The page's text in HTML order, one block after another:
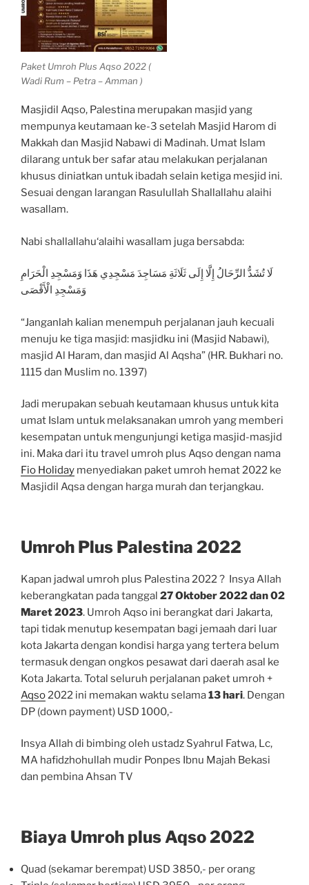
Paket Umroh Plus Aqso 2022 (
Wadi Rum – Petra – Amman )
Masjidil Aqso, Palestina merupakan masjid yang
mempunya keutamaan ke-3 setelah Masjid Harom di
Makkah dan Masjid Nabawi di Madinah. Umat Islam
dilarang untuk ber safar atau melakukan perjalanan
khusus diniatkan untuk ibadah selain ketiga mesjid ini.
Sesuai dengan larangan Rasulullah Shallallahu alaihi
wasallam.
Nabi shallallahu‘alaihi wasallam juga bersabda:
لَا تُشَدُّ الرِّحَالُ إِلَّا إِلَى ثَلَاثَةِ مَسَاجِدَ مَسْجِدِي هَذَا وَمَسْجِدِ الْحَرَامِ
وَمَسْجِدِ الْأَقْصَى
“Janganlah kalian menempuh perjalanan jauh kecuali
menuju ke tiga masjid: masjidku ini (Masjid Nabawi),
masjid Al Haram, dan masjid Al Aqsha” (HR. Bukhari no.
1115 dan Muslim no. 1397)
Jadi merupakan sebuah keutamaan khusus untuk kita
umat Islam untuk melaksanakan umroh yang memberi
kesempatan untuk mengunjungi ketiga masjid-masjid
ini. Maka dari itu travel umroh plus Aqso dengan nama
Fio Holiday menyediakan paket umroh hemat 2022 ke
Masjidil Aqsa dengan harga murah dan terjangkau.
Umroh Plus Palestina 2022
Kapan jadwal umroh plus Palestina 2022 ? Insya Allah
keberangkatan pada tanggal 27 Oktober 2022 dan 02
Maret 2023. Umroh Aqso ini berangkat dari Jakarta,
tapi tidak menutup kesempatan bagi jemaah dari luar
kota Jakarta dengan kondisi harga yang tertera belum
termasuk dengan ongkos pesawat dari daerah asal ke
Kota Jakarta. Total seluruh perjalanan paket umroh +
Aqso2022 ini memakan waktu selama13 hari. Dengan
DP (down payment) USD 1000,-
Insya Allah di bimbing oleh ustadz Syahrul Fatwa, Lc,
MA hafidzhohullah mudir Ponpes Ibnu Majah Bekasi
dan pembina Ahsan TV
Biaya Umroh plus Aqso 2022
Quad (sekamar berempat) USD 3850,- per orang